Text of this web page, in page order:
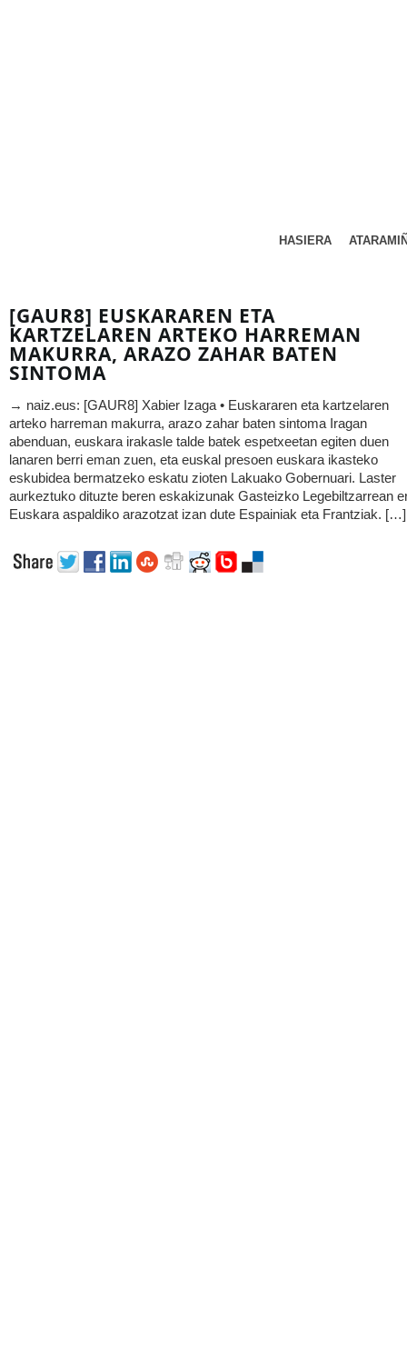
HASIERA
[GAUR8] EUSKARAREN ETA
KARTZELAREN ARTEKO HARREMAN
MAKURRA, ARAZO ZAHAR BATEN
SINTOMA
→ naiz.eus: [GAUR8] Xabier Izaga • Euskararen eta kartzelaren
arteko harreman makurra, arazo zahar baten sintoma Iragan
abenduan, euskara irakasle talde batek espetxeetan egiten duen
lanaren berri eman zuen, eta euskal presoen euskara ikasteko
eskubidea bermatzeko eskatu zioten Lakuako Gobernuari. Laster
aurkeztuko dituzte beren eskakizunak Gasteizko Legebiltzarrean
Euskara aspaldiko arazotzat izan dute Espainiak eta Frantziak. […]